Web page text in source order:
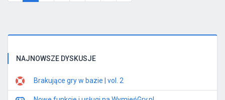
NAJNOWSZE DYSKUSJE
Brakujące gry w bazie | vol. 2